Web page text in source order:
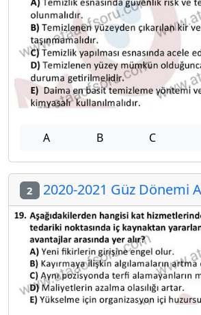
A B C
2 2020-2021 Güz Dönemi